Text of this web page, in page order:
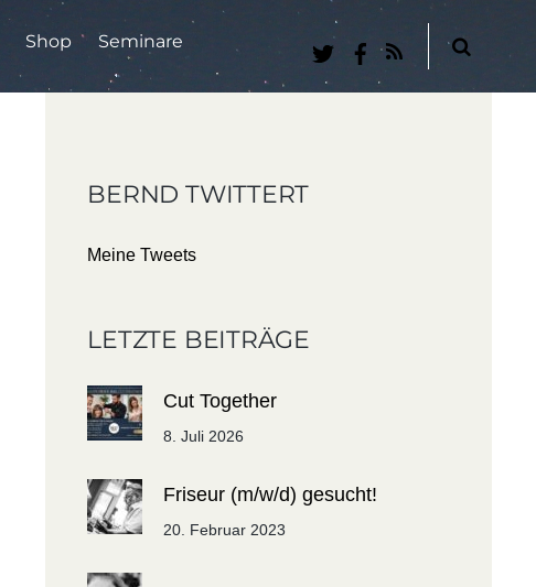
RSS
Shop Seminare
BERND TWITTERT
Meine Tweets
LETZTE BEITRÄGE
Cut Together
8. Juli 2026
Friseur (m/w/d) gesucht!
20. Februar 2023